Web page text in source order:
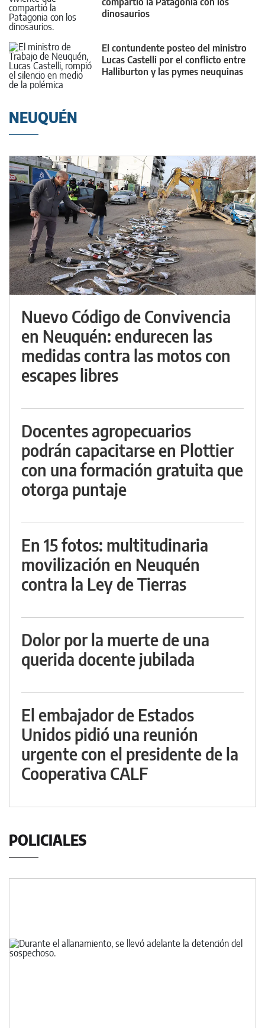
dinosaurios
El contundente posteo del ministro
Lucas Castelli por el conflicto entre
Halliburton y las pymes neuquinas
NEUQUÉN
Nuevo Código de Convivencia
en Neuquén: endurecen las
medidas contra las motos con
escapes libres
Docentes agropecuarios
podrán capacitarse en Plottier
con una formación gratuita que
otorga puntaje
En 15 fotos: multitudinaria
movilización en Neuquén
contra la Ley de Tierras
Dolor por la muerte de una
querida docente jubilada
El embajador de Estados
Unidos pidió una reunión
urgente con el presidente de la
Cooperativa CALF
POLICIALES